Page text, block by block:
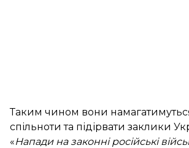
Таким чином вони
спільноти та підірвати заклики
«Напади на законні російські